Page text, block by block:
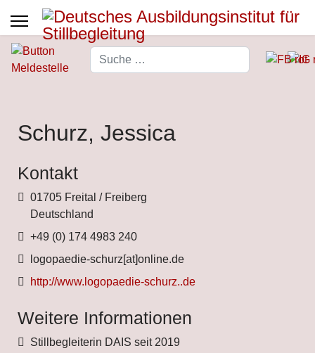
Suchen
Schurz, Jessica
Kontakt
Adresse
01705 Freital / Freiberg
Deutschland
Telefon
+49 (0) 174 4983 240
Fax
logopaedie-schurz[at]online.de
Website
http://www.logopaedie-schurz..de
Weitere Informationen
Weitere Informationen
Stillbegleiterin DAIS seit 2019